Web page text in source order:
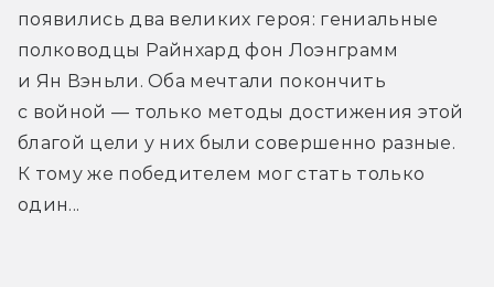
появились два великих героя: гениальные
полководцы Райнхард фон Лоэнграмм
и Ян Вэньли. Оба мечтали покончить
с войной — только методы достижения этой
благой цели у них были совершенно разные.
К тому же победителем мог стать только
один...